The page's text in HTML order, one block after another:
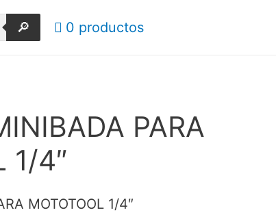
🔎 0 productos
PARA
1/4″
MOTOTOOL 1/4″